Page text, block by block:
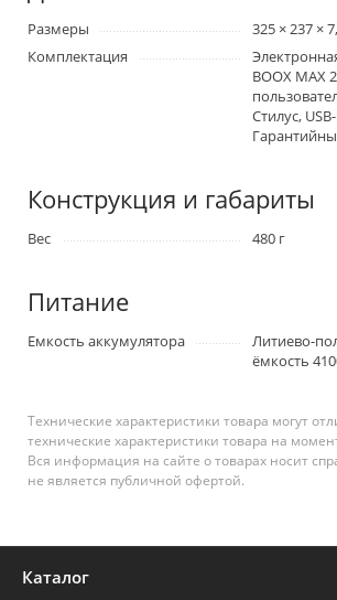
Размеры
325 × 237 ×
Комплектация
BOOX MAX
Стилус,
Конструкция и габариты
Вес 480 г
Питание
Емкость аккумулятора
Литиево-
ёмкость
Технические характеристики товара могут
технические характеристики товара на
Вся информация на сайте о товарах носит
не является публичной офертой.
Каталог